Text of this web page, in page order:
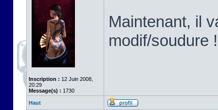
Inscription : 12 Juin 2008,
20:29
Message(s) : 1730
Maintenant, il
modif/soudure
Haut